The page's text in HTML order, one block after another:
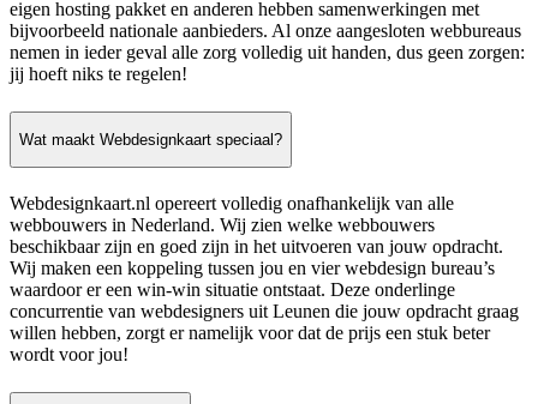
eigen hosting pakket en anderen hebben samenwerkingen met
bijvoorbeeld nationale aanbieders. Al onze aangesloten webbureaus
nemen in ieder geval alle zorg volledig uit handen, dus geen zorgen:
jij hoeft niks te regelen!
Wat maakt Webdesignkaart speciaal?
Webdesignkaart.nl opereert volledig onafhankelijk van alle
webbouwers in Nederland. Wij zien welke webbouwers
beschikbaar zijn en goed zijn in het uitvoeren van jouw opdracht.
Wij maken een koppeling tussen jou en vier webdesign bureau’s
waardoor er een win-win situatie ontstaat. Deze onderlinge
concurrentie van webdesigners uit Leunen die jouw opdracht graag
willen hebben, zorgt er namelijk voor dat de prijs een stuk beter
wordt voor jou!